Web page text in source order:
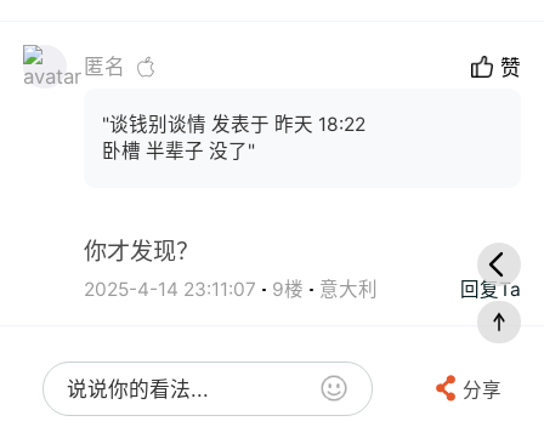
匿名 赞
"谈钱别谈情 发表于 昨天 18:22
卧槽 半辈子 没了"
你才发现？
2025-4-14 23:11:07 9楼 意大利 回复Ta
说说你的看法... 分享